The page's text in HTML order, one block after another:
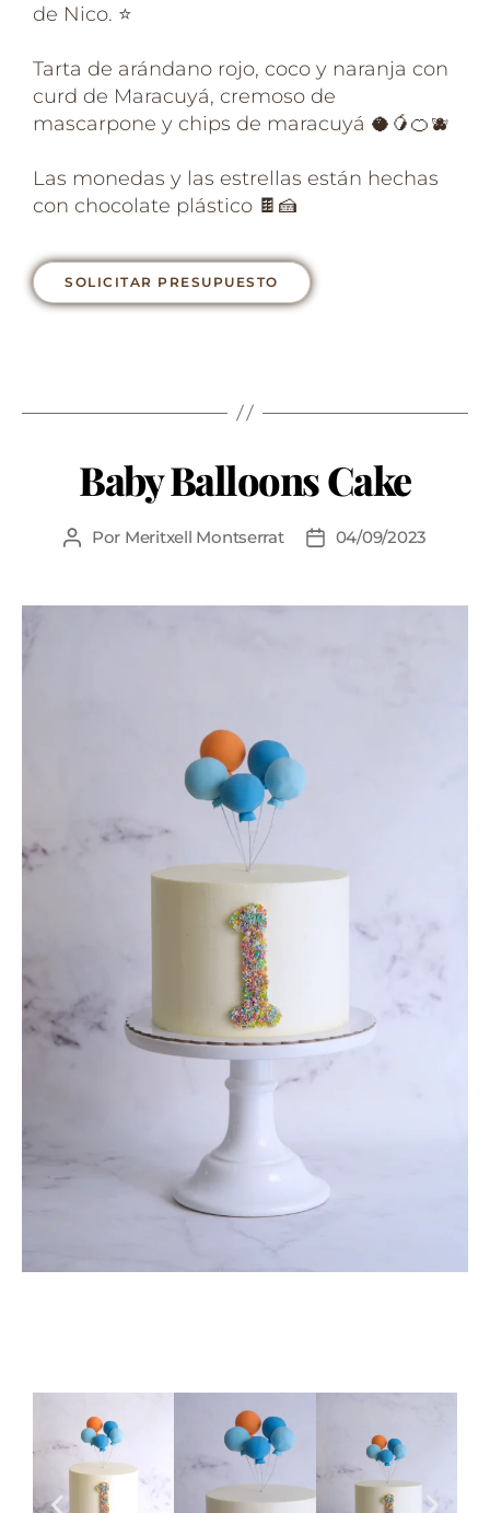
de Nico. ⭐️⁣
Tarta de arándano rojo, coco y naranja con
curd de Maracuyá, cremoso de
mascarpone y chips de maracuyá 🥥🥭🍊🫐⁣
Las monedas y las estrellas están hechas
con chocolate plástico 🍫🍰⁣
SOLICITAR PRESUPUESTO
Baby Balloons Cake
Por Meritxell Montserrat 04/09/2023